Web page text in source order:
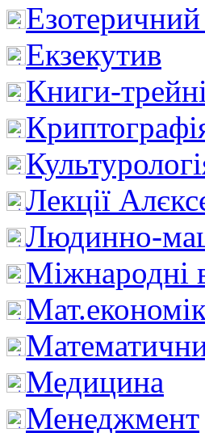
Екзекутив
Книги-
Лекції
Людинно-
Міжнародні
Медицина
Менеджмент